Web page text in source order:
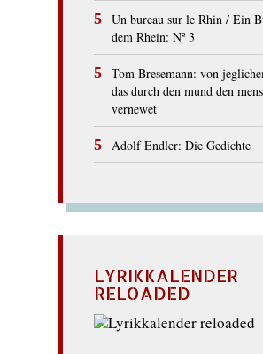
Un bureau sur le Rhin / Ein
dem Rhein: Nº 3
Tom Bresemann: von
das durch den mund den
vernewet
Adolf Endler: Die Gedichte
LYRIKKALENDER
RELOADED